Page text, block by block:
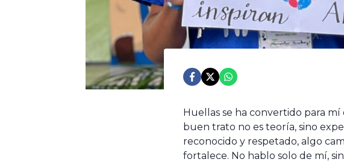
Huellas se ha convertido para
buen trato no es teoría, sino
reconocido y respetado, algo
fortalece. No hablo solo de mí,